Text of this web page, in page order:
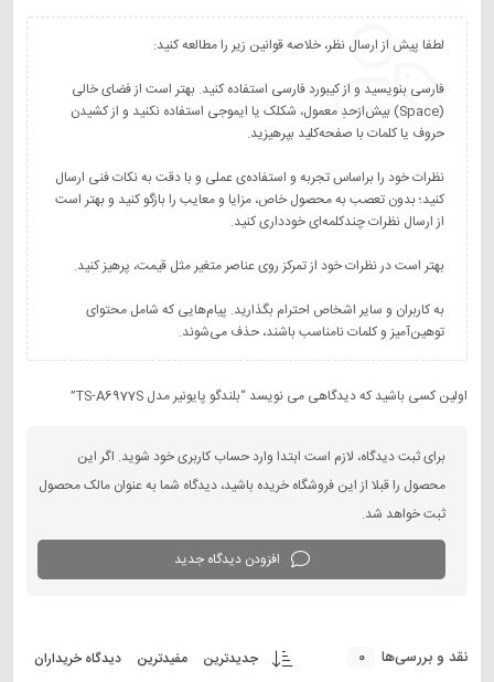
فارسی بنویسید و از کیبورد فارسی استفاده کنید. بهتر است از فضای خالی
(Space) بیش‌از‌حدِ معمول، شکلک یا ایموجی استفاده نکنید و از کشیدن
نظرات خود را براساس تجربه و استفاده‌ی عملی و با دقت به نکات فنی ارسال
کنید؛ بدون تعصب به محصول خاص، مزایا و معایب را بازگو کنید و بهتر است
به کاربران و سایر اشخاص احترام بگذارید. پیام‌هایی که شامل محتوای
توهین‌آمیز و کلمات نامناسب باشند، حذف می‌شوند.
اولین کسی باشید که دیدگاهی می نویسد “بلندگو پایونیر مدل TS-A6977S”
برای ثبت دیدگاه، لازم است ابتدا وارد حساب کاربری خود شوید. اگر این
محصول را قبلا از این فروشگاه خریده باشید، دیدگاه شما به عنوان مالک محصول
ثبت خواهد شد.
افزودن دیدگاه جدید
نقد و بررسی‌ها 0 جدیدترین مفیدترین دیدگاه خریداران